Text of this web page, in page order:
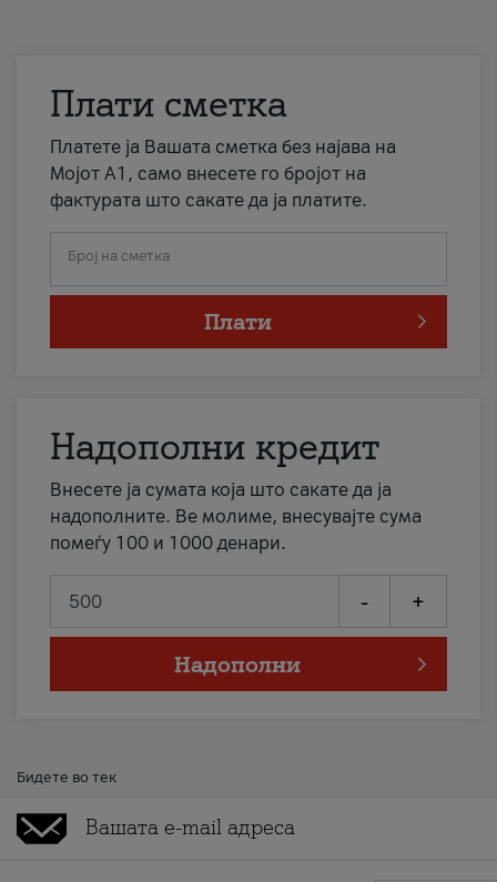
Плати сметка
Платете ја Вашата сметка без најава на
Мојот А1, само внесете го бројот на
фактурата што сакате да ја платите.
Број на сметка
Плати
Надополни кредит
Внесете ја сумата која што сакате да ја
надополните. Ве молиме, внесувајте сума
помеѓу 100 и 1000 денари.
- +
Надополни
Бидете во тек